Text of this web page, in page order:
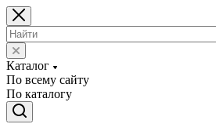
Каталог
По всему сайту
По каталогу